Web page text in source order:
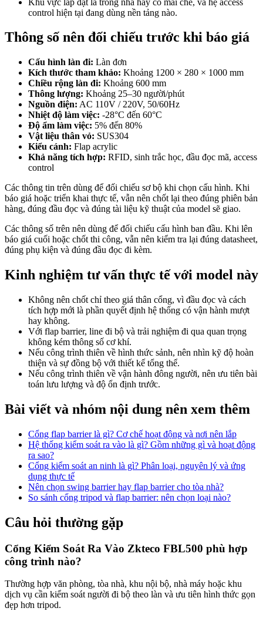
control hiện tại đang dùng nền tảng nào.
Thông số nên đối chiếu trước khi báo giá
Cấu hình làn đi: Làn đơn
Kích thước tham khảo: Khoảng 1200 × 280 × 1000 mm
Chiều rộng làn đi: Khoảng 600 mm
Thông lượng: Khoảng 25–30 người/phút
Nguồn điện: AC 110V / 220V, 50/60Hz
Nhiệt độ làm việc: -28°C đến 60°C
Độ ẩm làm việc: 5% đến 80%
Vật liệu thân vỏ: SUS304
Kiểu cánh: Flap acrylic
Khả năng tích hợp: RFID, sinh trắc học, đầu đọc mã, access
control
Các thông tin trên dùng để đối chiếu sơ bộ khi chọn cấu hình. Khi
báo giá hoặc triển khai thực tế, vẫn nên chốt lại theo đúng phiên bản
hàng, đúng đầu đọc và đúng tài liệu kỹ thuật của model sẽ giao.
Các thông số trên nên dùng để đối chiếu cấu hình ban đầu. Khi lên
báo giá cuối hoặc chốt thi công, vẫn nên kiểm tra lại đúng datasheet,
đúng phụ kiện và đúng đầu đọc đi kèm.
Kinh nghiệm tư vấn thực tế với model này
Không nên chốt chỉ theo giá thân cổng, vì đầu đọc và cách
tích hợp mới là phần quyết định hệ thống có vận hành mượt
hay không.
Với flap barrier, line đi bộ và trải nghiệm đi qua quan trọng
không kém thông số cơ khí.
Nếu công trình thiên về hình thức sảnh, nên nhìn kỹ độ hoàn
thiện và sự đồng bộ với thiết kế tổng thể.
Nếu công trình thiên về vận hành đông người, nên ưu tiên bài
toán lưu lượng và độ ổn định trước.
Bài viết và nhóm nội dung nên xem thêm
Cổng flap barrier là gì? Cơ chế hoạt động và nơi nên lắp
Hệ thống kiểm soát ra vào là gì? Gồm những gì và hoạt động
ra sao?
Cổng kiểm soát an ninh là gì? Phân loại, nguyên lý và ứng
dụng thực tế
Nên chọn swing barrier hay flap barrier cho tòa nhà?
So sánh cổng tripod và flap barrier: nên chọn loại nào?
Câu hỏi thường gặp
Cổng Kiểm Soát Ra Vào Zkteco FBL500 phù hợp
công trình nào?
Thường hợp văn phòng, tòa nhà, khu nội bộ, nhà máy hoặc khu
dịch vụ cần kiểm soát người đi bộ theo làn và ưu tiên hình thức gọn
đẹp hơn tripod.